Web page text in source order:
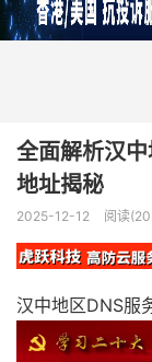
全面解析汉
地址揭秘
2025-12-12 阅读
汉中地区DNS服